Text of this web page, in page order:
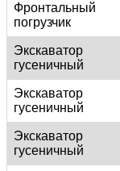
Фронтальный
погрузчик
Экскаватор
гусеничный
Экскаватор
гусеничный
Экскаватор
гусеничный